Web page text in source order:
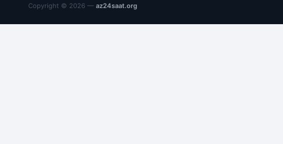
Copyright © 2026 — az24saat.org